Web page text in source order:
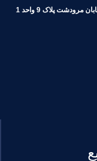
مرودشت پلاک 9 و احد